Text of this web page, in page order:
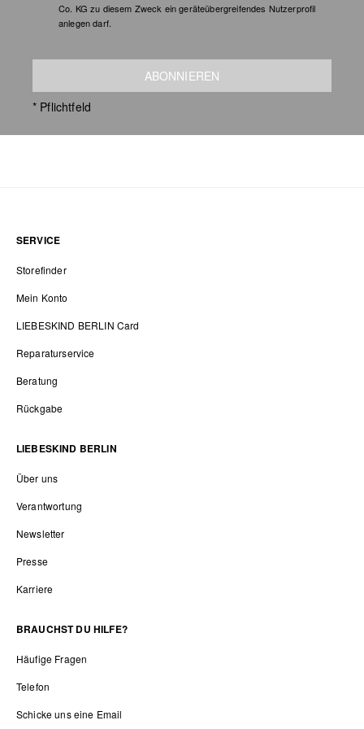
Co. KG zu diesem Zweck ein geräteübergreifendes Nutzerprofil
anlegen darf.
ABONNIEREN
* Pflichtfeld
SERVICE
Storefinder
Mein Konto
LIEBESKIND BERLIN Card
Reparaturservice
Beratung
Rückgabe
LIEBESKIND BERLIN
Über uns
Verantwortung
Newsletter
Presse
Karriere
BRAUCHST DU HILFE?
Häufige Fragen
Telefon
Schicke uns eine Email